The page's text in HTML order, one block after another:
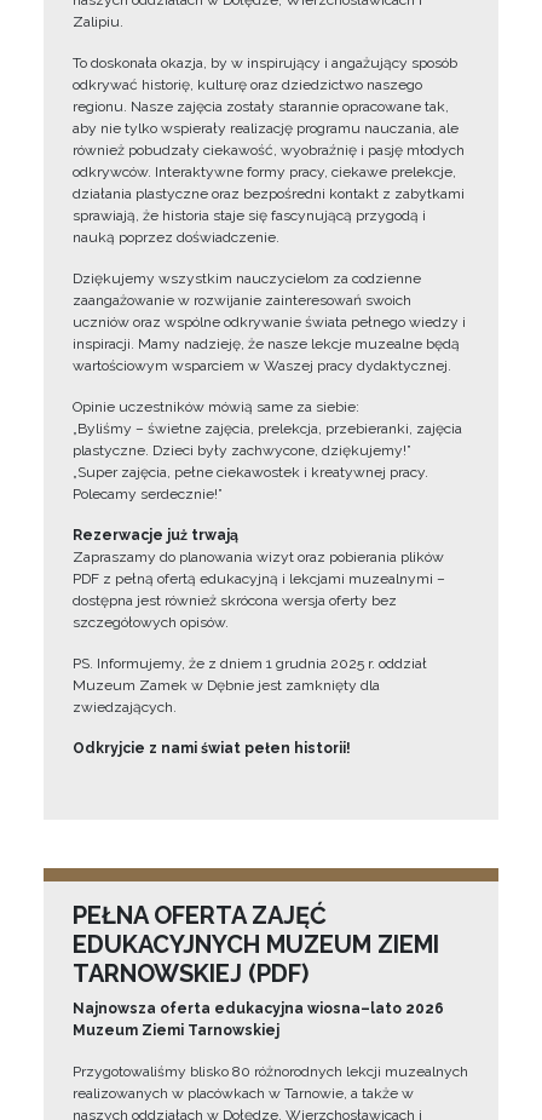
Zalipiu.
To doskonała okazja, by w inspirujący i angażujący sposób
odkrywać historię, kulturę oraz dziedzictwo naszego
regionu. Nasze zajęcia zostały starannie opracowane tak,
aby nie tylko wspierały realizację programu nauczania, ale
również pobudzały ciekawość, wyobraźnię i pasję młodych
odkrywców. Interaktywne formy pracy, ciekawe prelekcje,
działania plastyczne oraz bezpośredni kontakt z zabytkami
sprawiają, że historia staje się fascynującą przygodą i
nauką poprzez doświadczenie.
Dziękujemy wszystkim nauczycielom za codzienne
zaangażowanie w rozwijanie zainteresowań swoich
uczniów oraz wspólne odkrywanie świata pełnego wiedzy i
inspiracji. Mamy nadzieję, że nasze lekcje muzealne będą
wartościowym wsparciem w Waszej pracy dydaktycznej.
Opinie uczestników mówią same za siebie:
„Byliśmy – świetne zajęcia, prelekcja, przebieranki, zajęcia
plastyczne. Dzieci były zachwycone, dziękujemy!”
„Super zajęcia, pełne ciekawostek i kreatywnej pracy.
Polecamy serdecznie!”
Rezerwacje już trwają
Zapraszamy do planowania wizyt oraz pobierania plików
PDF z pełną ofertą edukacyjną i lekcjami muzealnymi –
dostępna jest również skrócona wersja oferty bez
szczegółowych opisów.
PS. Informujemy, że z dniem 1 grudnia 2025 r. oddział
Muzeum Zamek w Dębnie jest zamknięty dla
zwiedzających.
Odkryjcie z nami świat pełen historii!
PEŁNA OFERTA ZAJĘĆ
EDUKACYJNYCH MUZEUM ZIEMI
TARNOWSKIEJ (PDF)
Najnowsza oferta edukacyjna wiosna–lato 2026
Muzeum Ziemi Tarnowskiej
Przygotowaliśmy blisko 80 różnorodnych lekcji muzealnych
realizowanych w placówkach w Tarnowie, a także w
naszych oddziałach w Dołędze, Wierzchosławicach i